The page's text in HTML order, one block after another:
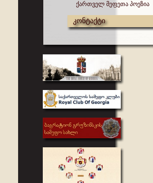
ქართველ მეფეთა პოეზია
კონტაქტი